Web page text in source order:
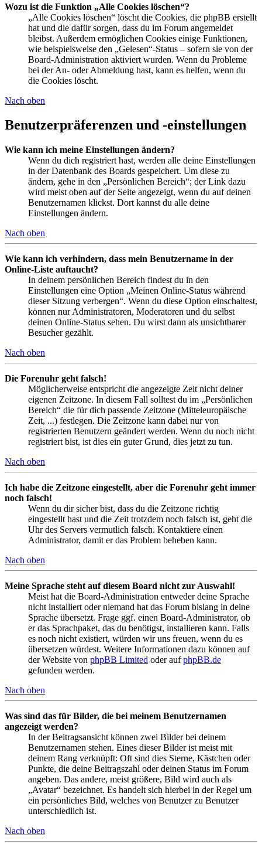
Wozu ist die Funktion „Alle Cookies löschen“?
„Alle Cookies löschen“ löscht die Cookies, die phpBB erstellt
hat und die dafür sorgen, dass du im Forum angemeldet
bleibst. Außerdem ermöglichen Cookies einige Funktionen,
wie beispielsweise den „Gelesen“-Status – sofern sie von der
Board-Administration aktiviert wurden. Wenn du Probleme
bei der An- oder Abmeldung hast, kann es helfen, wenn du
die Cookies löscht.
Nach oben
Benutzerpräferenzen und -einstellungen
Wie kann ich meine Einstellungen ändern?
Wenn du dich registriert hast, werden alle deine Einstellungen
in der Datenbank des Boards gespeichert. Um diese zu
ändern, gehe in den „Persönlichen Bereich“; der Link dazu
wird meist oben auf der Seite angezeigt, wenn du auf deinen
Benutzernamen klickst. Dort kannst du alle deine
Einstellungen ändern.
Nach oben
Wie kann ich verhindern, dass mein Benutzername in der
Online-Liste auftaucht?
In deinem persönlichen Bereich findest du in den
Einstellungen eine Option „Meinen Online-Status während
dieser Sitzung verbergen“. Wenn du diese Option einschaltest,
können nur Administratoren, Moderatoren und du selbst
deinen Online-Status sehen. Du wirst dann als unsichtbarer
Besucher gezählt.
Nach oben
Die Forenuhr geht falsch!
Möglicherweise entspricht die angezeigte Zeit nicht deiner
eigenen Zeitzone. In diesem Fall solltest du im „Persönlichen
Bereich“ die für dich passende Zeitzone (Mitteleuropäische
Zeit, ...) festlegen. Die Zeitzone kann dabei nur von
registrierten Benutzern geändert werden. Wenn du noch nicht
registriert bist, ist dies ein guter Grund, dies jetzt zu tun.
Nach oben
Ich habe die Zeitzone eingestellt, aber die Forenuhr geht immer
noch falsch!
Wenn du dir sicher bist, dass du die Zeitzone richtig
eingestellt hast und die Zeit trotzdem noch falsch ist, geht die
Uhr des Servers vermutlich falsch. Kontaktiere einen
Administrator, damit er das Problem beheben kann.
Nach oben
Meine Sprache steht auf diesem Board nicht zur Auswahl!
Meist hat die Board-Administration entweder deine Sprache
nicht installiert oder niemand hat das Forum bislang in deine
Sprache übersetzt. Frage ggf. einen Board-Administrator, ob
er das Sprachpaket, das du benötigst, installieren kann. Falls
es noch nicht existiert, würden wir uns freuen, wenn du es
übersetzen würdest. Weitere Informationen dazu können auf
der Website von phpBB Limited oder aufphpBB.de
gefunden werden.
Nach oben
Was sind das für Bilder, die bei meinem Benutzernamen
angezeigt werden?
In der Beitragsansicht können zwei Bilder bei deinem
Benutzernamen stehen. Eines dieser Bilder ist meist mit
deinem Rang verknüpft: Oft sind dies Sterne, Kästchen oder
Punkte, die deine Beitragszahl oder deinen Status im Forum
angeben. Das andere, meist größere, Bild wird auch als
„Avatar“ bezeichnet. Es handelt sich hierbei in der Regel um
ein persönliches Bild, welches von Benutzer zu Benutzer
unterschiedlich ist.
Nach oben